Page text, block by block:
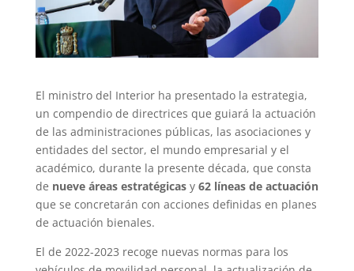
El ministro del Interior ha presentado la estrategia,
un compendio de directrices que guiará la actuación
de las administraciones públicas, las asociaciones y
entidades del sector, el mundo empresarial y el
académico, durante la presente década, que consta
de nueve áreas estratégicasy 62 líneas de actuación
que se concretarán con acciones definidas en planes
de actuación bienales.
El de 2022-2023 recoge nuevas normas para los